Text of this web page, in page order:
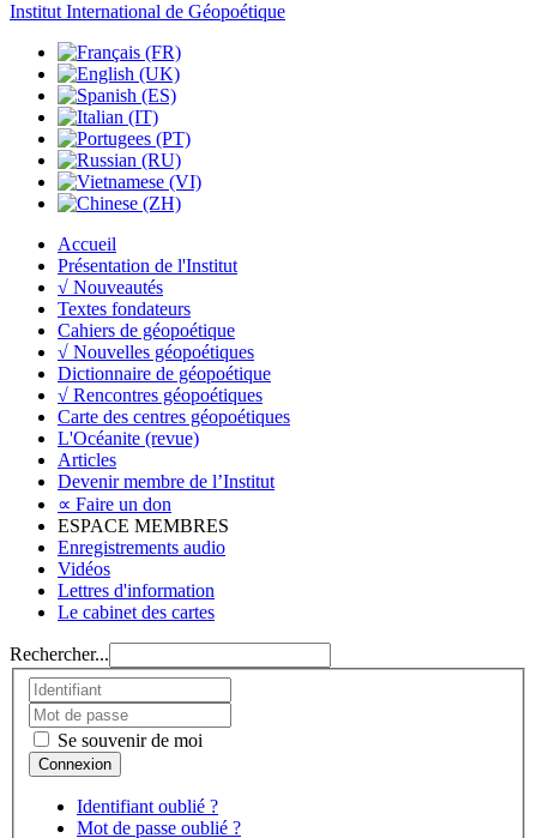
Institut International de Géopoétique
Accueil
Présentation de l'Institut
√ Nouveautés
Textes fondateurs
Cahiers de géopoétique
√ Nouvelles géopoétiques
Dictionnaire de géopoétique
√ Rencontres géopoétiques
Carte des centres géopoétiques
L'Océanite (revue)
Articles
Devenir membre de l’Institut
∝ Faire un don
ESPACE MEMBRES
Enregistrements audio
Vidéos
Lettres d'information
Le cabinet des cartes
Rechercher...
Se souvenir de moi
Identifiant oublié ?
Mot de passe oublié ?